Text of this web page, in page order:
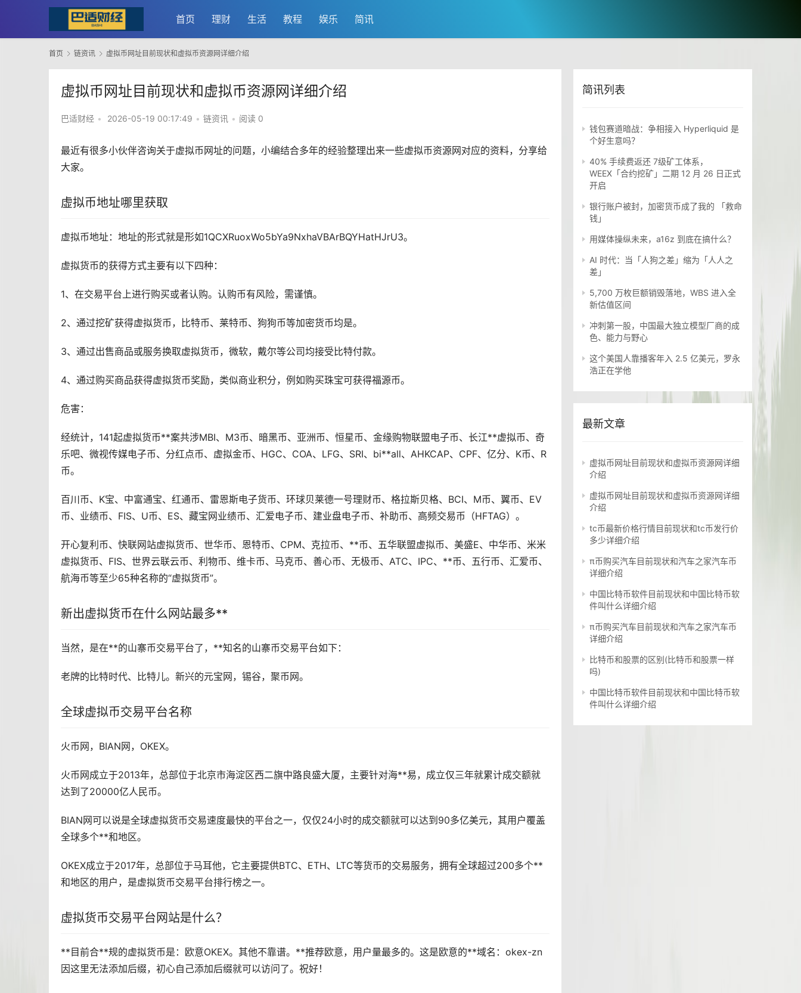
首页 理财 生活 教程 娱乐 简讯
首页 链资讯 虚拟币网址目前现状和虚拟币资源网详细介绍
虚拟币网址目前现状和虚拟币资源网详细介绍
巴适财经 • 2026-05-19 00:17:49 • 链资讯 • 阅读 0
最近有很多小伙伴咨询关于虚拟币网址的问题，小编结合多年的经验整理出来一些虚拟币资源网对应的资料，分享给
大家。
虚拟币地址哪里获取
虚拟币地址：地址的形式就是形如1QCXRuoxWo5bYa9NxhaVBArBQYHatHJrU3。
虚拟货币的获得方式主要有以下四种：
1、在交易平台上进行购买或者认购。认购币有风险，需谨慎。
2、通过挖矿获得虚拟货币， 比特币、莱特币、 狗狗币等加密货币均是。
3、通过出售商品或服务换取虚拟货币，微软，戴尔等公司均接受比特付款。
4、通过购买商品获得虚拟货币奖励，类似商业积分，例如购买珠宝可获得福源币。
危害：
经统计，141起虚拟货币**案共涉MBI、M3币、暗黑币、亚洲币、恒星币、金缘购物联盟电子币、长江**虚拟币、奇
乐吧、微视传媒电子币、分红点币、虚拟金币、HGC、COA、LFG、SRI、bi**all、AHKCAP、CPF、亿分、K币、R
币。
百川币、K宝、中富通宝、红通币、雷恩斯电子货币、环球贝莱德一号理财币、格拉斯贝格、BCI、M币、翼币、EV
币、业绩币、FIS、U币、ES、藏宝网业绩币、汇爱电子币、建业盘电子币、补助币、高频交易币（HFTAG）。
开心复利币、快联网站虚拟货币、世华币、恩特币、CPM、克拉币、**币、五华联盟虚拟币、美盛E、中华币、米米
虚拟货币、FIS、世界云联云币、利物币、 维卡币、马克币、善心币、无极币、ATC、IPC、**币、五行币、汇爱币、
航海币等至少65种名称的“虚拟货币”。
新出虚拟货币在什么网站最多**
当然，是在**的山寨币交易平台了，**知名的山寨币交易平台如下：
老牌的比特时代、 比特儿。新兴的元宝网，锡谷，聚币网。
全球虚拟币交易平台名称
火币网，BIAN网，OKEX。
火币网成立于2013年，总部位于北京市海淀区西二旗中路良盛大厦，主要针对海**易，成立仅三年就累计成交额就
达到了20000亿人民币。
BIAN网可以说是全球虚拟货币交易速度最快的平台之一，仅仅24小时的成交额就可以达到90多亿美元，其用户覆盖
全球多个**和地区。
OKEX成立于2017年，总部位于马耳他，它主要提供BTC、ETH、LTC等货币的交易服务，拥有全球超过200多个**
和地区的用户，是虚拟货币交易平台排行榜之一。
虚拟货币交易平台网站是什么？
**目前合**规的虚拟货币是： 欧意OKEX。其他不靠谱。**推荐欧意，用户量最多的。这是欧意的**域名：okex-zn
因这里无法添加后缀，初心自己添加后缀就可以访问了。祝好！
简讯列表
钱包赛道暗战：争相接入 Hyperliquid 是
个好生意吗？
40% 手续费返还 7级矿工体系，
WEEX「合约挖矿」二期 12 月 26 日正式
开启
银行账户被封，加密货币成了我的 「救命
钱」
用媒体操纵未来，a16z 到底在搞什么？
AI 时代：当「人狗之差」缩为「人人之
差」
5,700 万枚巨额销毁落地，WBS 进入全
新估值区间
冲刺第一股，中国最大独立模型厂商的成
色、能力与野心
这个美国人靠播客年入 2.5 亿美元，罗永
浩正在学他
最新文章
虚拟币网址目前现状和虚拟币资源网详细
介绍
虚拟币网址目前现状和虚拟币资源网详细
介绍
tc币最新价格行情目前现状和tc币发行价
多少详细介绍
π币购买汽车目前现状和汽车之家汽车币
详细介绍
中国比特币软件目前现状和中国比特币软
件叫什么详细介绍
π币购买汽车目前现状和汽车之家汽车币
详细介绍
比特币和股票的区别(比特币和股票一样
吗)
中国比特币软件目前现状和中国比特币软
件叫什么详细介绍